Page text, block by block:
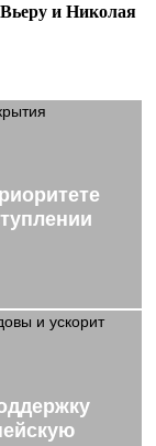
и Николая